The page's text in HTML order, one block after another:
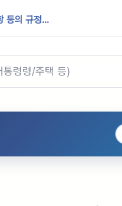
등의 규정...